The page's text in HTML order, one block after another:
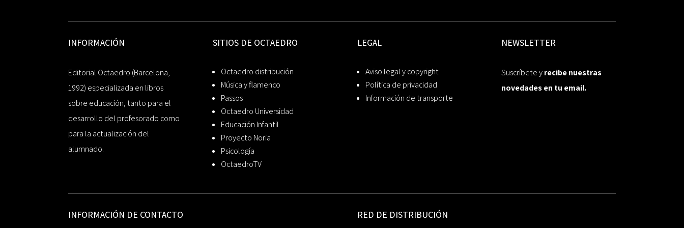
INFORMACIÓN
Editorial Octaedro (Barcelona,
1992) especializada en libros
sobre educación, tanto para el
desarrollo del profesorado como
para la actualización del
alumnado.
SITIOS DE OCTAEDRO
Octaedro distribución
Música y flamenco
Passos
Octaedro Universidad
Educación Infantil
Proyecto Noria
Psicología
OctaedroTV
LEGAL
Aviso legal y copyright
Política de privacidad
Información de transporte
NEWSLETTER
Suscríbete yrecibe nuestras
novedades en tu email.
INFORMACIÓN DE CONTACTO RED DE DISTRIBUCIÓN